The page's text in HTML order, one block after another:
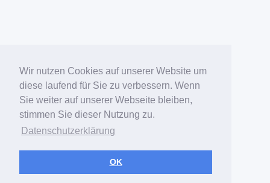
Wir nutzen Cookies auf unserer Website um
diese laufend für Sie zu verbessern. Wenn
Sie weiter auf unserer Webseite bleiben,
stimmen Sie dieser Nutzung zu.
Datenschutzerklärung
OK